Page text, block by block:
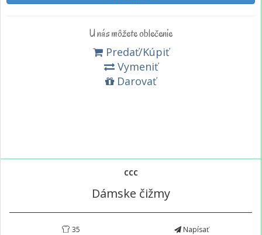
U nás môžete oblečenie
Predať/Kúpiť
Vymeniť
Darovať
CCC
Dámske čižmy
35 Napísať